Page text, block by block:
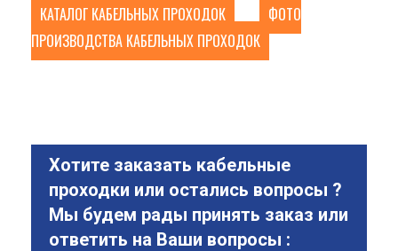
КАТАЛОГ КАБЕЛЬНЫХ ПРОХОДОК
ФОТО
ПРОИЗВОДСТВА КАБЕЛЬНЫХ ПРОХОДОК
Хотите заказать кабельные
проходки или остались вопросы ?
Мы будем рады принять заказ или
ответить на Ваши вопросы :